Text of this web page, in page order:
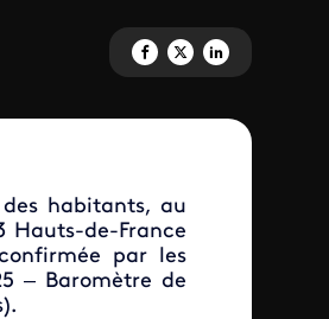
Partagez 'Information : au
Partagez 'Information :
Partagez
habitants, au
Hauts-de-France
par les
– Baromètre de